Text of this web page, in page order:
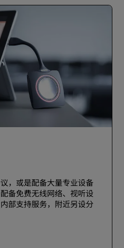
，或是配备大量专业设备
备免费无线网络、视听设
部支持服务，附近另设分